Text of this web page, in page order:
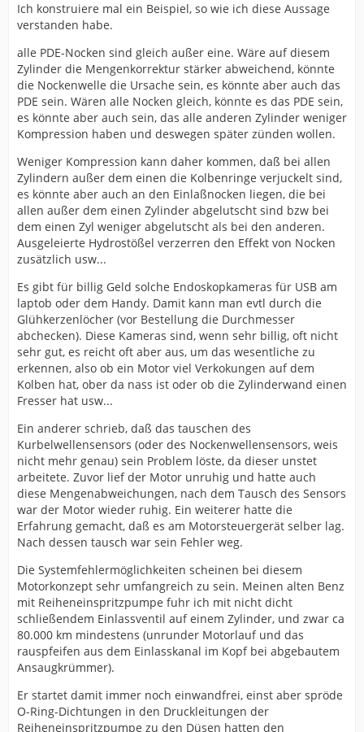
Ich konstruiere mal ein Beispiel, so wie ich diese Aussage
verstanden habe.
alle PDE-Nocken sind gleich außer eine. Wäre auf diesem
Zylinder die Mengenkorrektur stärker abweichend, könnte
die Nockenwelle die Ursache sein, es könnte aber auch das
PDE sein. Wären alle Nocken gleich, könnte es das PDE sein,
es könnte aber auch sein, das alle anderen Zylinder weniger
Kompression haben und deswegen später zünden wollen.
Weniger Kompression kann daher kommen, daß bei allen
Zylindern außer dem einen die Kolbenringe verjuckelt sind,
es könnte aber auch an den Einlaßnocken liegen, die bei
allen außer dem einen Zylinder abgelutscht sind bzw bei
dem einen Zyl weniger abgelutscht als bei den anderen.
Ausgeleierte Hydrostößel verzerren den Effekt von Nocken
zusätzlich usw...
Es gibt für billig Geld solche Endoskopkameras für USB am
laptob oder dem Handy. Damit kann man evtl durch die
Glühkerzenlöcher (vor Bestellung die Durchmesser
abchecken). Diese Kameras sind, wenn sehr billig, oft nicht
sehr gut, es reicht oft aber aus, um das wesentliche zu
erkennen, also ob ein Motor viel Verkokungen auf dem
Kolben hat, ober da nass ist oder ob die Zylinderwand einen
Fresser hat usw...
Ein anderer schrieb, daß das tauschen des
Kurbelwellensensors (oder des Nockenwellensensors, weis
nicht mehr genau) sein Problem löste, da dieser unstet
arbeitete. Zuvor lief der Motor unruhig und hatte auch
diese Mengenabweichungen, nach dem Tausch des Sensors
war der Motor wieder ruhig. Ein weiterer hatte die
Erfahrung gemacht, daß es am Motorsteuergerät selber lag.
Nach dessen tausch war sein Fehler weg.
Die Systemfehlermöglichkeiten scheinen bei diesem
Motorkonzept sehr umfangreich zu sein. Meinen alten Benz
mit Reiheneinspritzpumpe fuhr ich mit nicht dicht
schließendem Einlassventil auf einem Zylinder, und zwar ca
80.000 km mindestens (unrunder Motorlauf und das
rauspfeifen aus dem Einlasskanal im Kopf bei abgebautem
Ansaugkrümmer).
Er startet damit immer noch einwandfrei, einst aber spröde
O-Ring-Dichtungen in den Druckleitungen der
Reiheneinspritzpumpe zu den Düsen hatten den